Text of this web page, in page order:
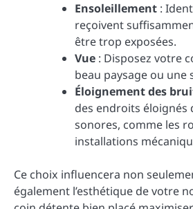
Ensoleillement :
reçoivent
être trop exposées.
Vue : Disposez votre
beau paysage ou une
Éloignement des
des endroits éloignés
sonores, comme les
installations
Ce choix influencera non
également l’esthétique de votre